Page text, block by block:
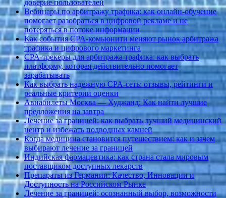
доверие пользователей
Вебинары по арбитражу трафика: как онлайн-обучение
помогает разобраться в цифровой рекламе и не
потеряться в потоке информации
Как события CPA-комьюнити меняют рынок арбитража
трафика и цифрового маркетинга
CPA-трекеры для арбитража трафика: как выбрать
платформу, которая действительно помогает
зарабатывать
Как выбрать надежную CPA-сеть: отзывы, рейтинги и
реальные критерии оценки
Авиабилеты Москва — Худжанд: Как найти лучшие
предложения на завтра
Лечение за границей: как выбрать лучший медицинский
центр и избежать подводных камней
Когда медицина становится путешествием: как и зачем
выбирают лечение за границей
Индийская фармацевтика: как страна стала мировым
поставщиком доступных лекарств
Препараты из Германии: Качество, Инновации и
Доступность на Российском Рынке
Лечение за границей: осознанный выбор, возможности